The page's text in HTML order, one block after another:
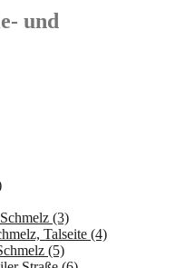
und
(3)
Talseite (4)
(5)